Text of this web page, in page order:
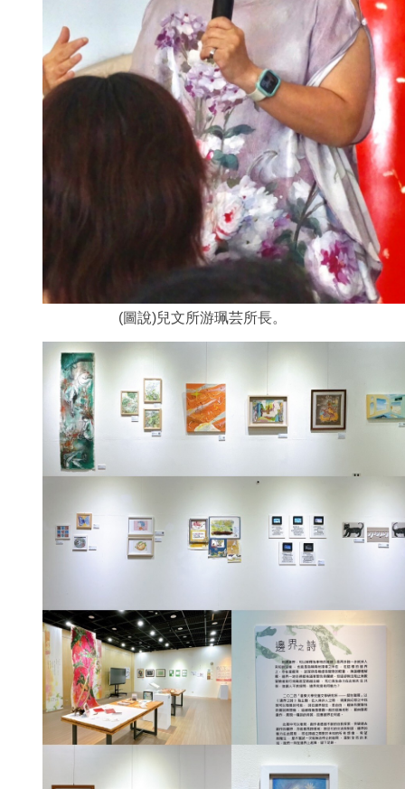
(圖說)兒文所游珮芸所長。